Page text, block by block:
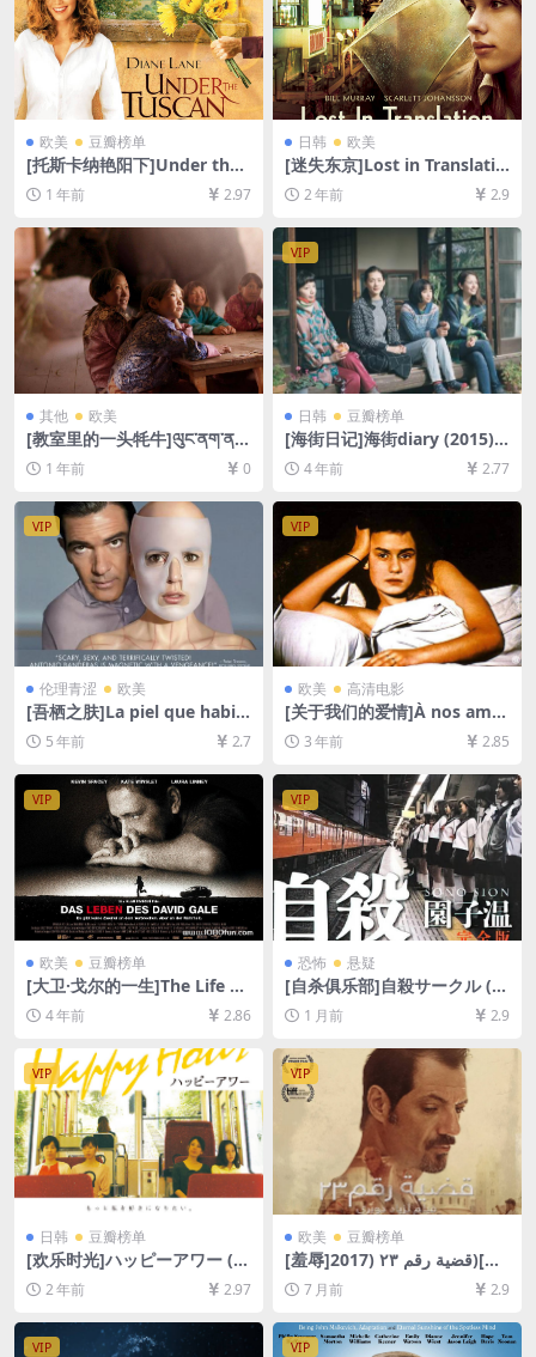
欧美 豆瓣榜单
[托斯卡纳艳阳下]Under the
Tuscan Sun (2003)[百度网盘
+夸克网盘1080P超清未删减
资源][网盘在线播放/下载][MP
4/7.7GB][中英字幕]
1 年前 2.97
日韩 欧美
[迷失东京]Lost in Translatio
n (2003)[百度网盘+夸克网盘1
080P超清未删减资源][网盘在
线播放/下载][MP4/6.7GB][中
英字幕]
2 年前 2.9
其他 欧美
[教室里的一头牦牛]ལུང་ནག་ན།
(2019)[百度网盘+夸克网盘10
80P超清未删减资源][网盘在
字幕]
1 年前 0
VIP
日韩 豆瓣榜单
[海街日记]海街diary (2015)
[百度网盘+迅雷云盘资源1080
P超清未删减][MP4/8.1GB][日
4 年前 2.77
VIP
伦理青涩 欧美
[吾栖之肤]La piel que habit
o (2011)[百度网盘+迅雷云盘
资源1080P超清][MP4/6.3GB]
[中英字幕]【视频文件+防和谐
压缩包（含解压密码）】
5 年前 2.7
VIP
欧美 高清电影
[关于我们的爱情]À nos amo
urs (1983)[百度网盘+迅雷云
盘资源1080P超清未删减][MP
4/5.8GB][中文字幕]
3 年前 2.85
VIP
欧美 豆瓣榜单
[大卫·戈尔的一生]The Life of
David Gale (2003)[百度网盘
+夸克网盘+迅雷云盘资源1080
P超清未删减][MP4/8GB][中
英字幕]
4 年前 2.86
VIP
恐怖 悬疑
[自杀俱乐部]自殺サークル (2
002)[百度网盘+夸克网盘1080
P超清未删减资源][网盘在线播
放/下载][MP4/6.8GB][中文字
幕]
1 月前 2.9
VIP
日韩 豆瓣榜单
[欢乐时光]ハッピーアワー (2
015)[百度网盘+夸克网盘1080
P超清未删减资源][网盘在线播
幕]
2 年前 2.97
VIP
欧美 豆瓣榜单
[羞辱]قضية رقم ٢٣ (2017)[百
度网盘+夸克网盘1080P超清
未删减资源][网盘在线播放/下
7 月前 2.9
VIP VIP